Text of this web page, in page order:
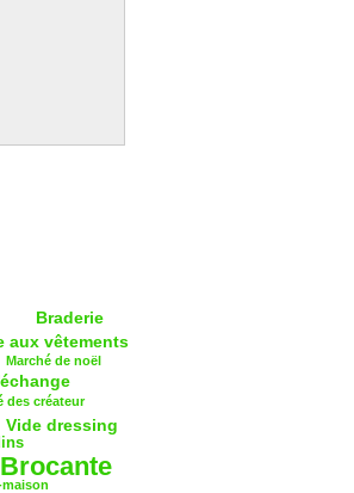
Brocante
Braderie
Vide dressing
des créateur
aux vêtements
Marché de noël
maison